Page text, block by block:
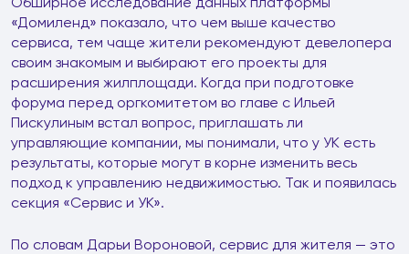
«Домиленд» показало, что чем выше качество
сервиса, тем чаще жители рекомендуют девелопера
своим знакомым и выбирают его проекты для
расширения жилплощади. Когда при подготовке
форума перед оргкомитетом во главе с Ильей
Пискулиным встал вопрос, приглашать ли
управляющие компании, мы понимали, что у УК есть
результаты, которые могут в корне изменить весь
подход к управлению недвижимостью. Так и появилась
секция «Сервис и УК».
По словам Дарьи Вороновой, сервис для жителя — это